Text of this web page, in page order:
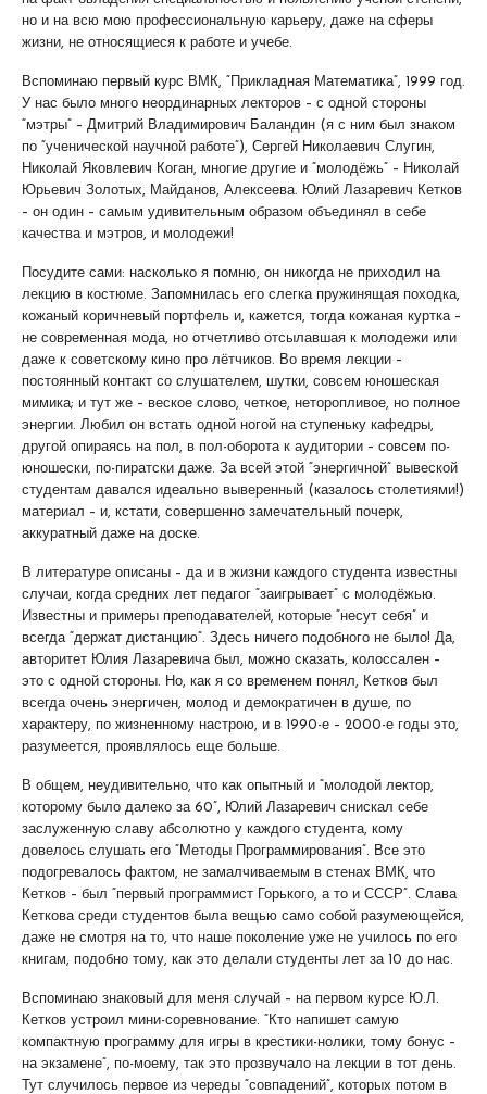
но и на всю мою профессиональную карьеру, даже на сферы
жизни, не относящиеся к работе и учебе.
Вспоминаю первый курс ВМК, “Прикладная Математика”, 1999 год.
У нас было много неординарных лекторов – с одной стороны
“мэтры” – Дмитрий Владимирович Баландин (я с ним был знаком
по “ученической научной работе”), Сергей Николаевич Слугин,
Николай Яковлевич Коган, многие другие и “молодёжь” – Николай
Юрьевич Золотых, Майданов, Алексеева. Юлий Лазаревич Кетков
– он один – самым удивительным образом объединял в себе
качества и мэтров, и молодежи!
Посудите сами: насколько я помню, он никогда не приходил на
лекцию в костюме. Запомнилась его слегка пружинящая походка,
кожаный коричневый портфель и, кажется, тогда кожаная куртка –
не современная мода, но отчетливо отсылавшая к молодежи или
даже к советскому кино про лётчиков. Во время лекции –
постоянный контакт со слушателем, шутки, совсем юношеская
мимика; и тут же – веское слово, четкое, неторопливое, но полное
энергии. Любил он встать одной ногой на ступеньку кафедры,
другой опираясь на пол, в пол-оборота к аудитории – совсем по-
юношески, по-пиратски даже. За всей этой “энергичной” вывеской
студентам давался идеально выверенный (казалось столетиями!)
материал – и, кстати, совершенно замечательный почерк,
аккуратный даже на доске.
В литературе описаны – да и в жизни каждого студента известны
случаи, когда средних лет педагог “заигрывает” с молодёжью.
Известны и примеры преподавателей, которые “несут себя” и
всегда “держат дистанцию”. Здесь ничего подобного не было! Да,
авторитет Юлия Лазаревича был, можно сказать, колоссален –
это с одной стороны. Но, как я со временем понял, Кетков был
всегда очень энергичен, молод и демократичен в душе, по
характеру, по жизненному настрою, и в 1990-е – 2000-е годы это,
разумеется, проявлялось еще больше.
В общем, неудивительно, что как опытный и “молодой лектор,
которому было далеко за 60”, Юлий Лазаревич снискал себе
заслуженную славу абсолютно у каждого студента, кому
довелось слушать его “Методы Программирования”. Все это
подогревалось фактом, не замалчиваемым в стенах ВМК, что
Кетков – был “первый программист Горького, а то и СССР”. Слава
Кеткова среди студентов была вещью само собой разумеющейся,
даже не смотря на то, что наше поколение уже не училось по его
книгам, подобно тому, как это делали студенты лет за 10 до нас.
Вспоминаю знаковый для меня случай – на первом курсе Ю.Л.
Кетков устроил мини-соревнование. “Кто напишет самую
компактную программу для игры в крестики-нолики, тому бонус –
на экзамене”, по-моему, так это прозвучало на лекции в тот день.
Тут случилось первое из череды “совпадений”, которых потом в